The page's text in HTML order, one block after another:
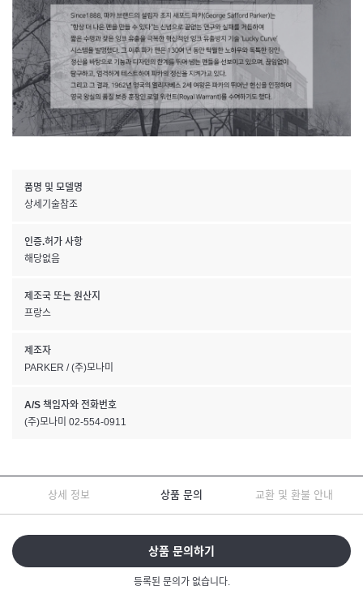
품명 및 모델명
상세기술참조
인증.허가 사항
해당없음
제조국 또는 원산지
프랑스
제조자
PARKER / (주)모나미
A/S 책임자와 전화번호
(주)모나미 02-554-0911
상세 정보 상품 문의 교환 및 환불 안내
상품 문의하기
등록된 문의가 없습니다.